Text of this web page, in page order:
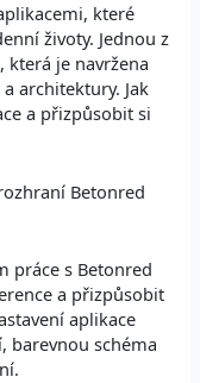
které
životy. Jednou z
která je navržena
architektury. Jak
a přizpůsobit si
Betonred
práce s Betonred
a přizpůsobit
aplikace
barevnou schéma